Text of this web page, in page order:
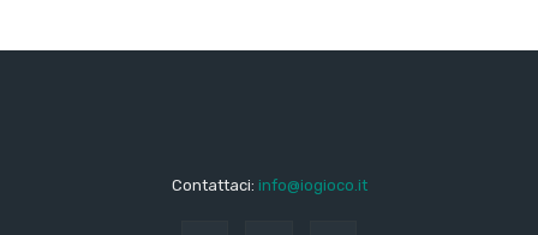
Contattaci: info@iogioco.it